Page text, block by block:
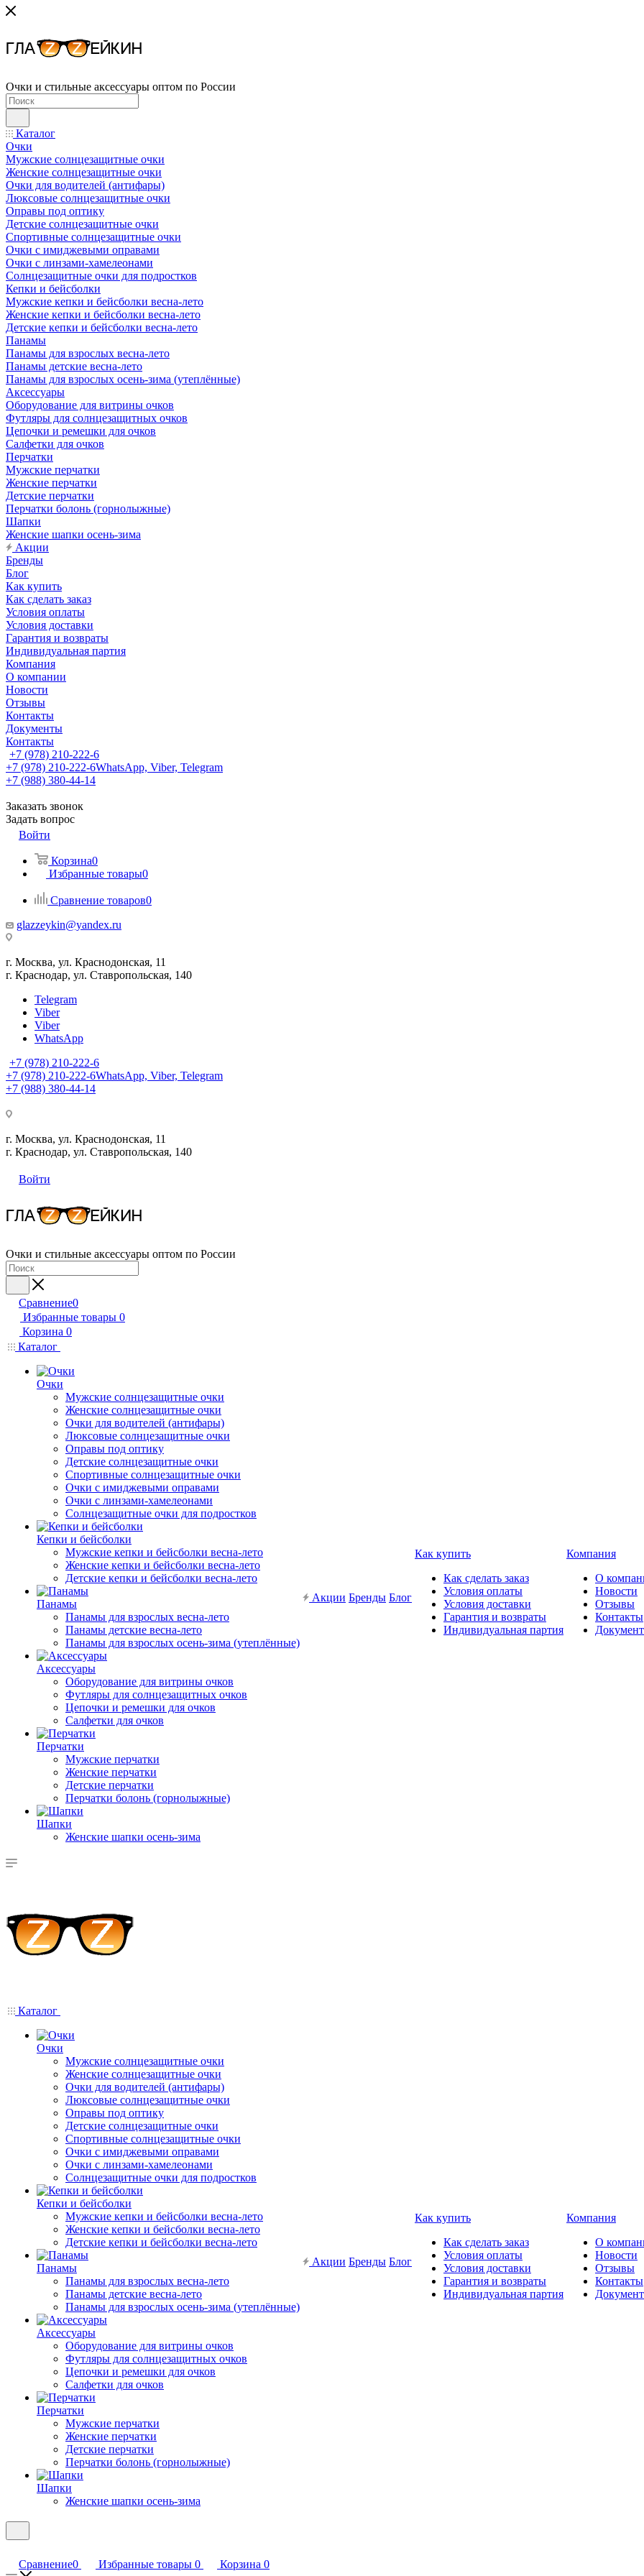
Очки и стильные аксессуары оптом по России
Каталог
Очки
Мужские солнцезащитные очки
Женские солнцезащитные очки
Очки для водителей (антифары)
Люксовые солнцезащитные очки
Оправы под оптику
Детские солнцезащитные очки
Спортивные солнцезащитные очки
Очки с имиджевыми оправами
Очки с линзами-хамелеонами
Солнцезащитные очки для подростков
Кепки и бейсболки
Мужские кепки и бейсболки весна-лето
Женские кепки и бейсболки весна-лето
Детские кепки и бейсболки весна-лето
Панамы
Панамы для взрослых весна-лето
Панамы детские весна-лето
Панамы для взрослых осень-зима (утеплённые)
Аксессуары
Оборудование для витрины очков
Футляры для солнцезащитных очков
Цепочки и ремешки для очков
Салфетки для очков
Перчатки
Мужские перчатки
Женские перчатки
Детские перчатки
Перчатки болонь (горнолыжные)
Шапки
Женские шапки осень-зима
Акции
Бренды
Блог
Как купить
Как сделать заказ
Условия оплаты
Условия доставки
Гарантия и возвраты
Индивидуальная партия
Компания
О компании
Новости
Отзывы
Контакты
Документы
Контакты
+7 (978) 210-222-6
+7 (978) 210-222-6WhatsApp, Viber, Telegram
+7 (988) 380-44-14
Заказать звонок
Задать вопрос
Войти
Корзина0
Избранные товары0
Сравнение товаров0
glazzeykin@yandex.ru
г. Москва, ул. Краснодонская, 11
г. Краснодар, ул. Ставропольская, 140
Telegram
Viber
Viber
WhatsApp
+7 (978) 210-222-6
+7 (978) 210-222-6WhatsApp, Viber, Telegram
+7 (988) 380-44-14
г. Москва, ул. Краснодонская, 11
г. Краснодар, ул. Ставропольская, 140
Войти
Очки и стильные аксессуары оптом по России
Сравнение0
Избранные товары 0
Корзина 0
Каталог
Очки
Мужские солнцезащитные очки
Женские солнцезащитные очки
Очки для водителей (антифары)
Люксовые солнцезащитные очки
Оправы под оптику
Детские солнцезащитные очки
Спортивные солнцезащитные очки
Очки с имиджевыми оправами
Очки с линзами-хамелеонами
Солнцезащитные очки для подростков
Кепки и бейсболки
Мужские кепки и бейсболки весна-лето
Женские кепки и бейсболки весна-лето
Детские кепки и бейсболки весна-лето
Панамы
Панамы для взрослых весна-лето
Панамы детские весна-лето
Панамы для взрослых осень-зима (утеплённые)
Аксессуары
Оборудование для витрины очков
Футляры для солнцезащитных очков
Цепочки и ремешки для очков
Салфетки для очков
Перчатки
Мужские перчатки
Женские перчатки
Детские перчатки
Перчатки болонь (горнолыжные)
Шапки
Женские шапки осень-зима
Акции Бренды Блог
Как купить
Как сделать заказ
Условия оплаты
Условия доставки
Гарантия и возвраты
Индивидуальная партия
Компания
О
Новости
Отзывы
Контакты
Каталог
Очки
Мужские солнцезащитные очки
Женские солнцезащитные очки
Очки для водителей (антифары)
Люксовые солнцезащитные очки
Оправы под оптику
Детские солнцезащитные очки
Спортивные солнцезащитные очки
Очки с имиджевыми оправами
Очки с линзами-хамелеонами
Солнцезащитные очки для подростков
Кепки и бейсболки
Мужские кепки и бейсболки весна-лето
Женские кепки и бейсболки весна-лето
Детские кепки и бейсболки весна-лето
Панамы
Панамы для взрослых весна-лето
Панамы детские весна-лето
Панамы для взрослых осень-зима (утеплённые)
Аксессуары
Оборудование для витрины очков
Футляры для солнцезащитных очков
Цепочки и ремешки для очков
Салфетки для очков
Перчатки
Мужские перчатки
Женские перчатки
Детские перчатки
Перчатки болонь (горнолыжные)
Шапки
Женские шапки осень-зима
Акции Бренды Блог
Как купить
Как сделать заказ
Условия оплаты
Условия доставки
Гарантия и возвраты
Индивидуальная партия
Компания
О
Новости
Отзывы
Контакты
Сравнение0 Избранные товары 0 Корзина 0